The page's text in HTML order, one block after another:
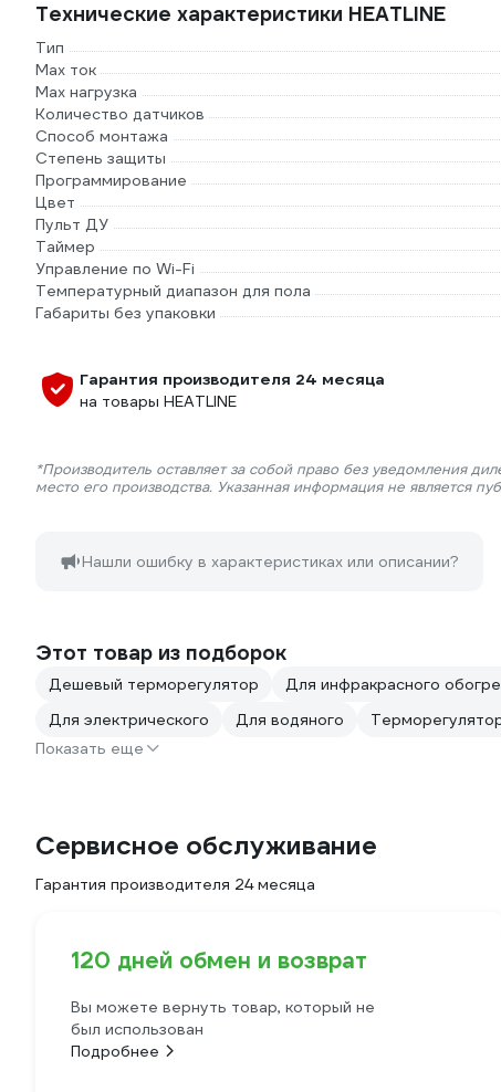
Технические характеристики HEATLINE
Тип
Max ток
Max нагрузка
Количество датчиков
Способ монтажа
Степень защиты
Программирование
Цвет
Пульт ДУ
Таймер
Управление по Wi-Fi
Температурный диапазон для пола
Габариты без упаковки
Гарантия производителя 24 месяца
на товары HEATLINE
*Производитель оставляет за собой право без уведомления
место его производства. Указанная информация не является
Нашли ошибку в характеристиках или описании?
Этот товар из подборок
Дешевый терморегулятор Для инфракрасного
Для электрического
Для водяного
Показать еще
Сервисное обслуживание
Гарантия производителя 24 месяца
120 дней обмен и возврат
Вы можете вернуть товар, который не
был использован
Подробнее